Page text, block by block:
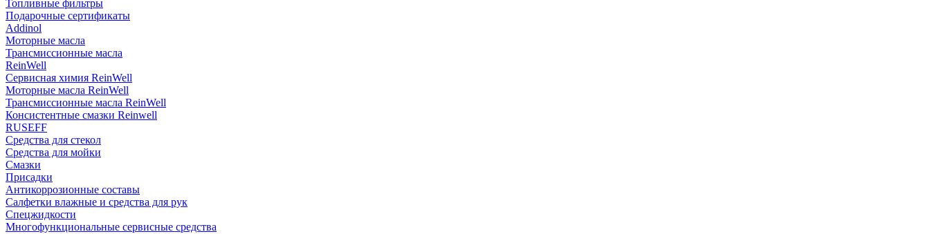
Топливные фильтры
Подарочные сертификаты
Addinol
Моторные масла
Трансмиссионные масла
ReinWell
Сервисная химия ReinWell
Моторные масла ReinWell
Трансмиссионные масла ReinWell
Консистентные смазки Reinwell
RUSEFF
Средства для стекол
Средства для мойки
Смазки
Присадки
Антикоррозионные составы
Салфетки влажные и средства для рук
Спецжидкости
Многофункциональные сервисные средства